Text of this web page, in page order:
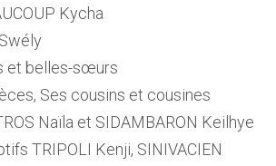
Kycha
et belles-sœurs
Ses cousins et cousines
Naïla et SIDAMBARON Keilhye
TRIPOLI Kenji, SINIVACIEN